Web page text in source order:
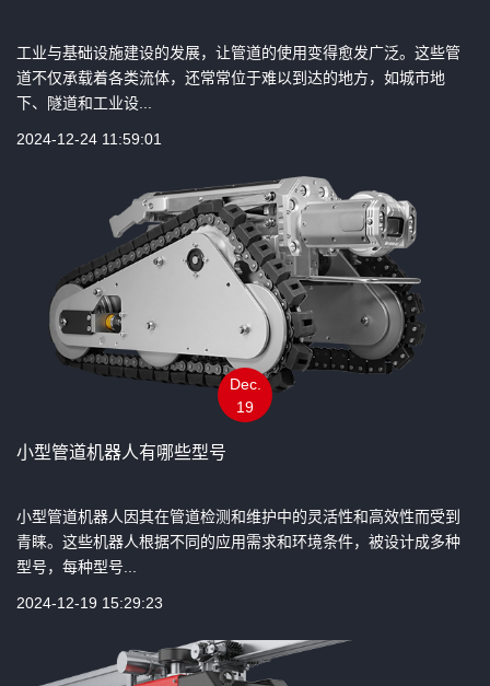
工业与基础设施建设的发展，让管道的使用变得愈发广泛。这些管
道不仅承载着各类流体，还常常位于难以到达的地方，如城市地
下、隧道和工业设...
2024-12-24 11:59:01
Dec.
19
小型管道机器人有哪些型号
小型管道机器人因其在管道检测和维护中的灵活性和高效性而受到
青睐。这些机器人根据不同的应用需求和环境条件，被设计成多种
型号，每种型号...
2024-12-19 15:29:23